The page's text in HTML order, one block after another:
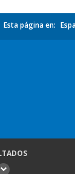
Esta página en: